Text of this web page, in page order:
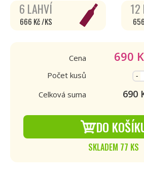
6 LAHVÍ
666 Kč /KS
12
Cena 690
Počet kusů
-
Celková suma 690
DO
SKLADEM 77 KS